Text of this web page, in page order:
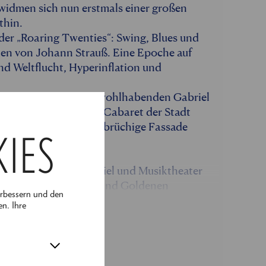
und den
Ihre
sich nun erstmals einer großen
„Roaring Twenties“: Swing, Blues und
von Johann Strauß. Eine Epoche auf
Weltflucht, Hyperinflation und
um den wohlhabenden Gabriel
im berüchtigtsten Cabaret der Stadt
knallen und die brüchige Fassade
aus Schauspiel und Musiktheater
Operettenära und Goldenen
seine Pforten.